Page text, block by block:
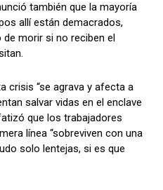
también que la mayoría
allí están demacrados,
morir si no reciben el
crisis “se agrava y afecta a
salvar vidas en el enclave
que los trabajadores
línea “sobreviven con una
solo lentejas, si es que